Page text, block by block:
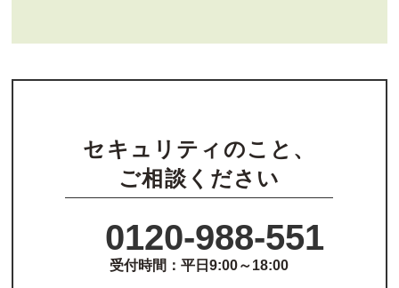
セキュリティのこと、
ご相談ください
0120-988-551
受付時間：平日9:00～18:00